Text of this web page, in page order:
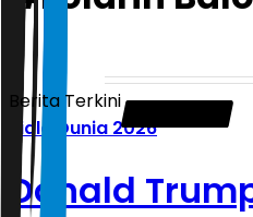
Berita Terkini
Piala Dunia 2026
Donald